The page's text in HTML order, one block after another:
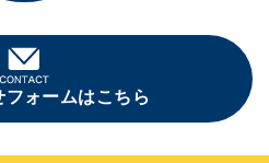
フォームはこちら